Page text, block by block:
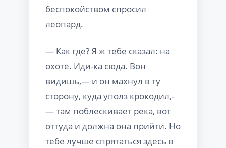
беспокойством спросил
леопард.
— Как где? Я ж тебе сказал: на
охоте. Иди-ка сюда. Вон
видишь,— и он махнул в ту
сторону, куда уполз крокодил,-
— там поблескивает река, вот
оттуда и должна она прийти. Но
тебе лучше спрятаться здесь в